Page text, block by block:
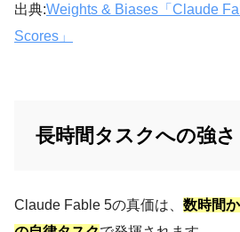
出典:Weights & Biases「Claude
Scores」
長時間タスクへの強さ
Claude Fable 5の真価は、 数時間